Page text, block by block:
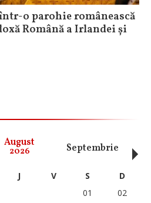
o parohie românească
Română a Irlandei și
August
2026 Septembrie
J V S
D
01
02